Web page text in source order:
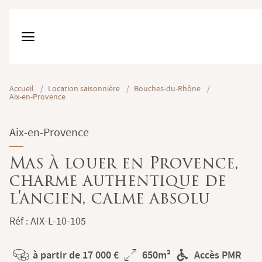
Accueil / Location saisonnière / Bouches-du-Rhône /
Aix-en-Provence
Aix-en-Provence
Mas à louer en Provence,
charme authentique de
l'ancien, calme absolu
Réf : AIX-L-10-105
à partir de 17 000 € 650m²
Accès PMR